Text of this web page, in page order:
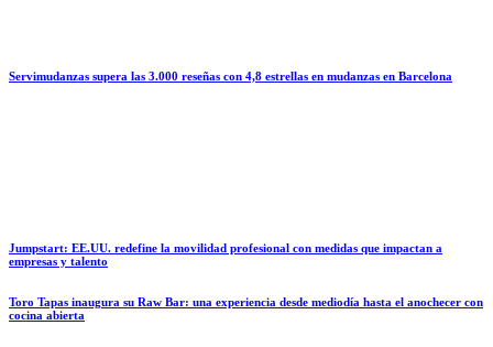
Servimudanzas supera las 3.000 reseñas con 4,8 estrellas en mudanzas en Barcelona
Jumpstart: EE.UU. redefine la movilidad profesional con medidas que impactan a
empresas y talento
Toro Tapas inaugura su Raw Bar: una experiencia desde mediodía hasta el anochecer con
cocina abierta